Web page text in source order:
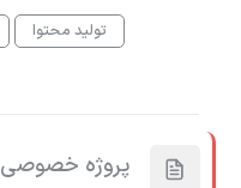
تولید محتوا
پروژه خصوصی